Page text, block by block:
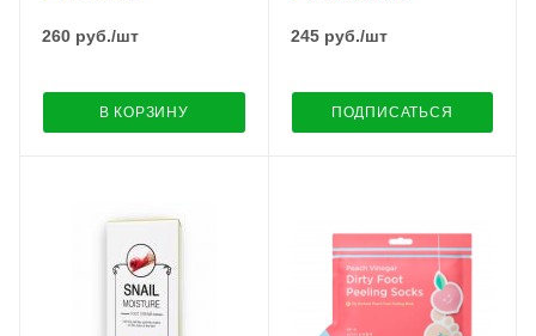
260 руб./шт
В КОРЗИНУ
245руб./шт
ПОДПИСАТЬСЯ